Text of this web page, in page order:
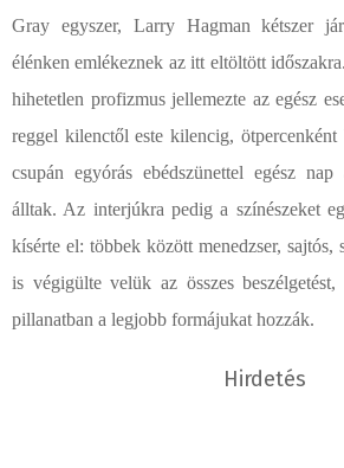
Gray egyszer, Larry Hagman kétszer
élénken emlékeznek az itt eltöltött
hihetetlen profizmus jellemezte az egész
reggel kilenctől este kilencig, ötpercenként
csupán egyórás ebédszünettel egész nap
álltak. Az interjúkra pedig a színészeket
kísérte el: többek között menedzser, sajtós,
is végigülte velük az összes
pillanatban a legjobb formájukat hozzák.
Hirdetés